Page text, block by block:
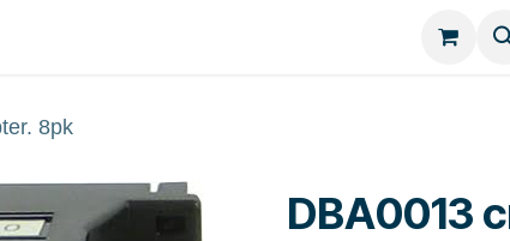
8pk
DBA0013